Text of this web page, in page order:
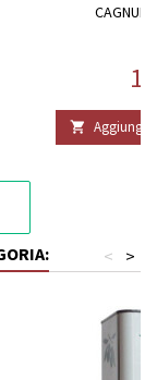
 Aggiungi
>
<